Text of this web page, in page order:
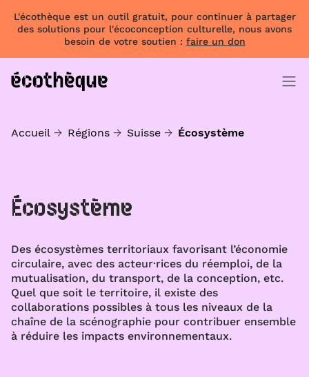
L'écothèque est un outil gratuit, pour continuer à partager
des solutions pour l'écoconception culturelle, nous avons
besoin de votre soutien : faire un don
Accueil Régions Suisse Écosystème
Écosystème
Des écosystèmes territoriaux favorisant l’économie
circulaire, avec des acteur·rices du réemploi, de la
mutualisation, du transport, de la conception, etc.
Quel que soit le territoire, il existe des
collaborations possibles à tous les niveaux de la
chaîne de la scénographie pour contribuer ensemble
à réduire les impacts environnementaux.